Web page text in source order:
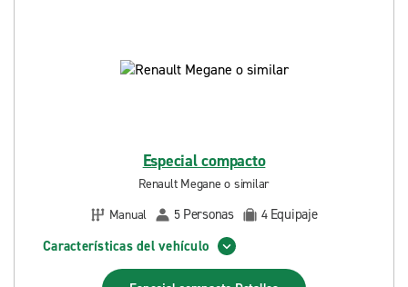
Especial compacto
Renault Megane o similar
Manual
5 Personas 4 Equipaje
Características del vehículo